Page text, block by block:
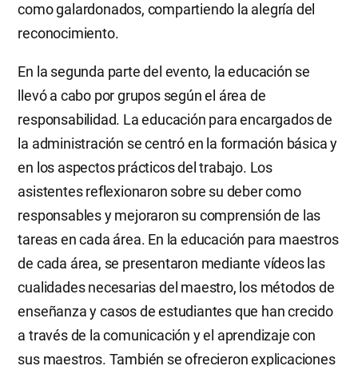
como galardonados, compartiendo la alegría del
reconocimiento.
En la segunda parte del evento, la educación se
llevó a cabo por grupos según el área de
responsabilidad. La educación para encargados de
la administración se centró en la formación básica y
en los aspectos prácticos del trabajo. Los
asistentes reflexionaron sobre su deber como
responsables y mejoraron su comprensión de las
tareas en cada área. En la educación para maestros
de cada área, se presentaron mediante vídeos las
cualidades necesarias del maestro, los métodos de
enseñanza y casos de estudiantes que han crecido
a través de la comunicación y el aprendizaje con
sus maestros. También se ofrecieron explicaciones